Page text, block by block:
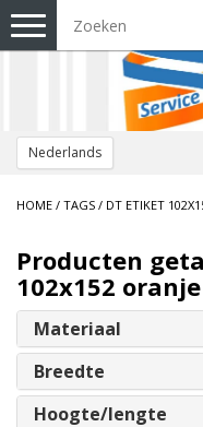
Nederlands
Toggle
navigation
HOME / TAGS / DT ETIKET
Producten
102x152
Materiaal
Breedte
Hoogte/lengte